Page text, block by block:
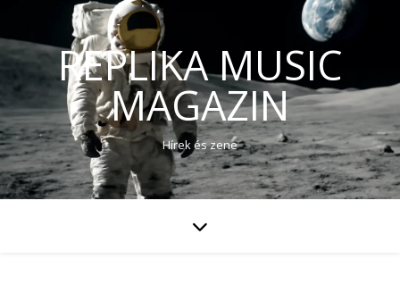
REPLIKA MUSIC
MAGAZIN
Hírek és zene